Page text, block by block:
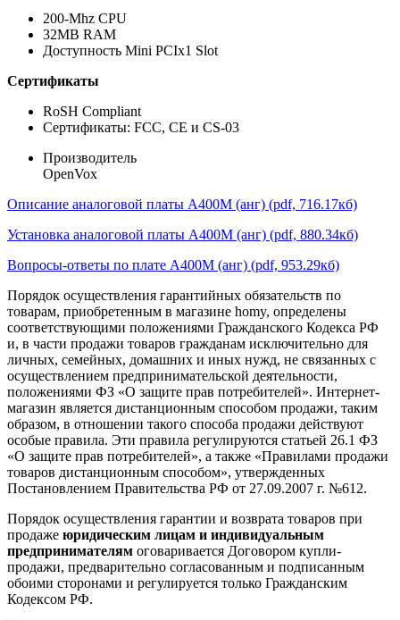
200-Mhz CPU
32MB RAM
Доступность Mini PCIx1 Slot
Сертификаты
RoSH Compliant
Сертификаты: FCC, CE и CS-03
Производитель
OpenVox
Описание аналоговой платы A400М (анг) (pdf, 716.17кб)
Установка аналоговой платы A400М (анг) (pdf, 880.34кб)
Вопросы-ответы по плате A400М (анг) (pdf, 953.29кб)
Порядок осуществления гарантийных обязательств по
товарам, приобретенным в магазине homy, определены
соответствующими положениями Гражданского Кодекса РФ
и, в части продажи товаров гражданам исключительно для
личных, семейных, домашних и иных нужд, не связанных с
осуществлением предпринимательской деятельности,
положениями ФЗ «О защите прав потребителей». Интернет-
магазин является дистанционным способом продажи, таким
образом, в отношении такого способа продажи действуют
особые правила. Эти правила регулируются статьей 26.1 ФЗ
«О защите прав потребителей», а также «Правилами продажи
товаров дистанционным способом», утвержденных
Постановлением Правительства РФ от 27.09.2007 г. №612.
Порядок осуществления гарантии и возврата товаров при
продаже юридическим лицам и индивидуальным
предпринимателям оговаривается Договором купли-
продажи, предварительно согласованным и подписанным
обоими сторонами и регулируется только Гражданским
Кодексом РФ.